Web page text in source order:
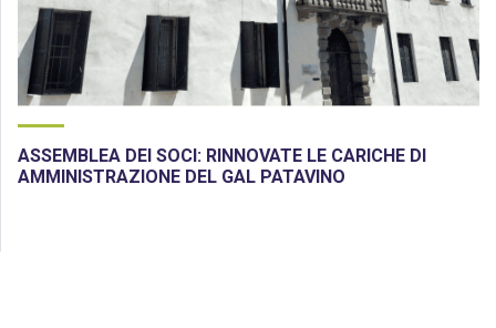
ASSEMBLEA DEI SOCI: RINNOVATE LE CARICHE DI
AMMINISTRAZIONE DEL GAL PATAVINO